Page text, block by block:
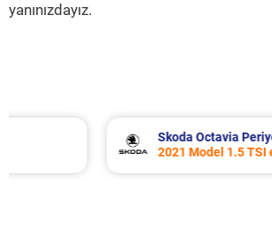
yanınızdayız.
Skoda Octavia Periyodik
2021 Model 1.5 TSI e-Tec Motor